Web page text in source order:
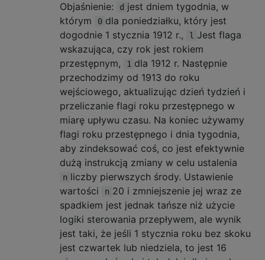
Objaśnienie: d jest dniem tygodnia, w
którym
0 dla poniedziałku, który jest
dogodnie 1 stycznia 1912 r.,
l Jest flaga
wskazująca, czy rok jest rokiem
przestępnym,
1 dla 1912 r. Następnie
przechodzimy od 1913 do roku
wejściowego, aktualizując dzień tydzień i
przeliczanie flagi roku przestępnego w
miarę upływu czasu. Na koniec używamy
flagi roku przestępnego i dnia tygodnia,
aby zindeksować coś, co jest efektywnie
dużą instrukcją zmiany w celu ustalenia
n liczby pierwszych środy. Ustawienie
wartości
n 20 i zmniejszenie jej wraz ze
spadkiem jest jednak tańsze niż użycie
logiki sterowania przepływem, ale wynik
jest taki, że jeśli 1 stycznia roku bez skoku
jest czwartek lub niedziela, to jest 16